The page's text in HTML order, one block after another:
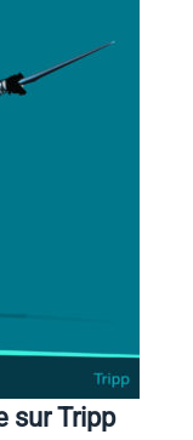
sur Tripp